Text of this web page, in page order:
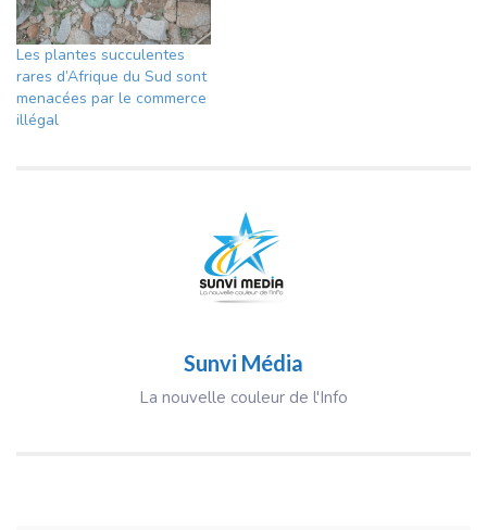
Les plantes succulentes
rares d’Afrique du Sud sont
menacées par le commerce
illégal
Sunvi Média
La nouvelle couleur de l'Info